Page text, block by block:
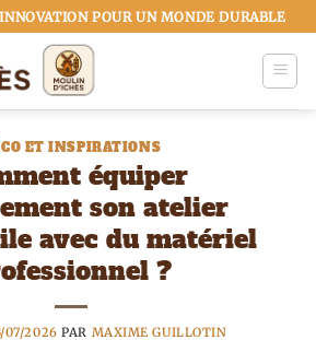
POUR UN MONDE DURABLE
ET INSPIRATIONS
équiper
son atelier
avec du matériel
?
07/2026 PAR MAXIME GUILLOTIN